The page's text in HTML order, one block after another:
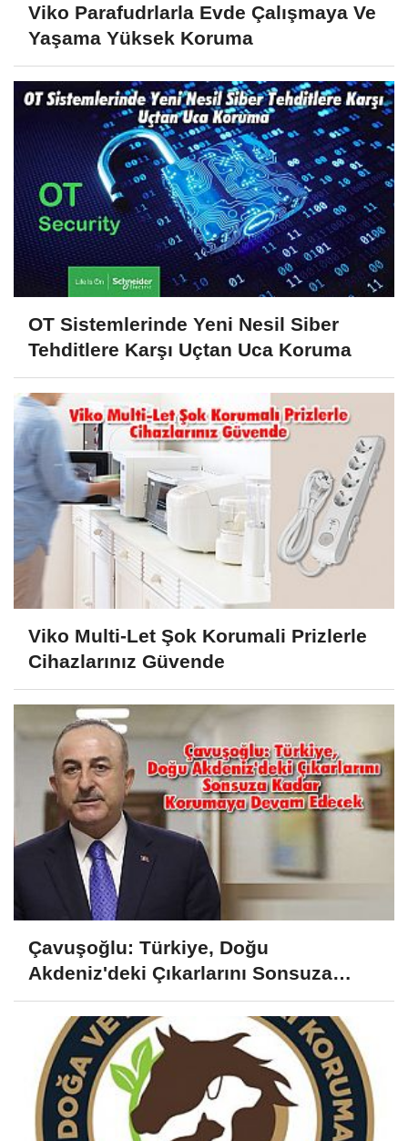
Viko Parafudrlarla Evde Çalışmaya Ve
Yaşama Yüksek Koruma
OT Sistemlerinde Yeni Nesil Siber
Tehditlere Karşı Uçtan Uca Koruma
Viko Multi-Let Şok Korumali Prizlerle
Cihazlarınız Güvende
Çavuşoğlu: Türkiye, Doğu
Akdeniz'deki Çıkarlarını Sonsuza
Kadar Korumaya Devam Edecek